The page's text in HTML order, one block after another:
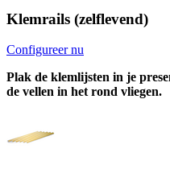
Klemrails (zelflevend)
Configureer nu
Plak de klemlijsten in je
de vellen in het rond vliegen.